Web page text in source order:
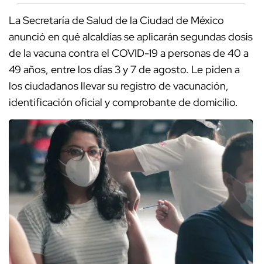
La Secretaría de Salud de la Ciudad de México
anunció en qué alcaldías se aplicarán segundas dosis
de la vacuna contra el COVID-19 a personas de 40 a
49 años, entre los días 3 y 7 de agosto. Le piden a
los ciudadanos llevar su registro de vacunación,
identificación oficial y comprobante de domicilio.